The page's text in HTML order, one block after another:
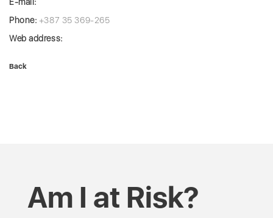
Phone: +387 35 369-265
Web address:
Back
Am I at Risk?